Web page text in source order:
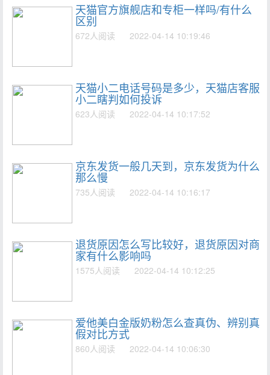
天猫官方旗舰店和专柜一样吗/有什么
区别
672人阅读 2022-04-14 10:19:46
天猫小二电话号码是多少，天猫店客服
小二瞎判如何投诉
623人阅读 2022-04-14 10:17:52
京东发货一般几天到，京东发货为什么
那么慢
735人阅读 2022-04-14 10:16:17
退货原因怎么写比较好，退货原因对商
家有什么影响吗
1575人阅读 2022-04-14 10:12:25
爱他美白金版奶粉怎么查真伪、辨别真
假对比方式
860人阅读 2022-04-14 10:06:30